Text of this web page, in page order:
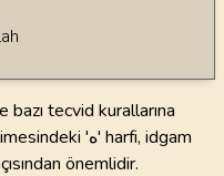
tecvid kurallarına
önemlidir.